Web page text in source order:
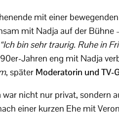
mit einer
mit Nadja auf der Bühne
“Ich bin sehr traurig. Ruhe in
Jahren eng mit Nadja
, später Moderatorin und TV-
nicht nur privat, sondern
einer kurzen Ehe mit